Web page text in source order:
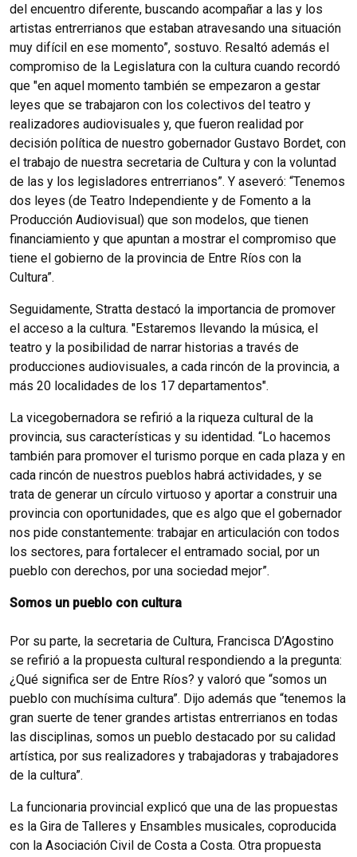
del encuentro diferente, buscando acompañar a las y los
artistas entrerrianos que estaban atravesando una situación
muy difícil en ese momento”, sostuvo. Resaltó además el
compromiso de la Legislatura con la cultura cuando recordó
que "en aquel momento también se empezaron a gestar
leyes que se trabajaron con los colectivos del teatro y
realizadores audiovisuales y, que fueron realidad por
decisión política de nuestro gobernador Gustavo Bordet, con
el trabajo de nuestra secretaria de Cultura y con la voluntad
de las y los legisladores entrerrianos”. Y aseveró: “Tenemos
dos leyes (de Teatro Independiente y de Fomento a la
Producción Audiovisual) que son modelos, que tienen
financiamiento y que apuntan a mostrar el compromiso que
tiene el gobierno de la provincia de Entre Ríos con la
Cultura”.
Seguidamente, Stratta destacó la importancia de promover
el acceso a la cultura. "Estaremos llevando la música, el
teatro y la posibilidad de narrar historias a través de
producciones audiovisuales, a cada rincón de la provincia, a
más 20 localidades de los 17 departamentos".
La vicegobernadora se refirió a la riqueza cultural de la
provincia, sus características y su identidad. “Lo hacemos
también para promover el turismo porque en cada plaza y en
cada rincón de nuestros pueblos habrá actividades, y se
trata de generar un círculo virtuoso y aportar a construir una
provincia con oportunidades, que es algo que el gobernador
nos pide constantemente: trabajar en articulación con todos
los sectores, para fortalecer el entramado social, por un
pueblo con derechos, por una sociedad mejor”.
Somos un pueblo con cultura
Por su parte, la secretaria de Cultura, Francisca D’Agostino
se refirió a la propuesta cultural respondiendo a la pregunta:
¿Qué significa ser de Entre Ríos? y valoró que “somos un
pueblo con muchísima cultura”. Dijo además que “tenemos la
gran suerte de tener grandes artistas entrerrianos en todas
las disciplinas, somos un pueblo destacado por su calidad
artística, por sus realizadores y trabajadoras y trabajadores
de la cultura”.
La funcionaria provincial explicó que una de las propuestas
es la Gira de Talleres y Ensambles musicales, coproducida
con la Asociación Civil de Costa a Costa. Otra propuesta